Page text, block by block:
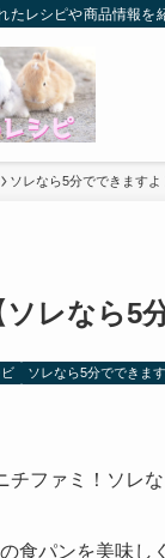
たレシピや商品情報を
ソレなら5分でできますよ
ソレなら5
ソレなら5分でできま
チファミ！ソレ
食パンを美味し